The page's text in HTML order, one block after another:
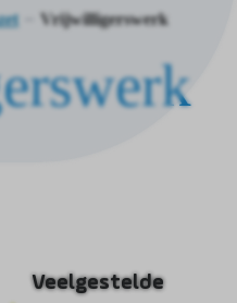
Vrijwilligerswerk
Veelgestelde